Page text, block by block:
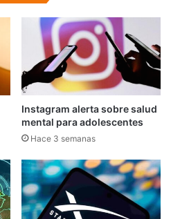
Instagram alerta sobre salud
mental para adolescentes
Hace 3 semanas